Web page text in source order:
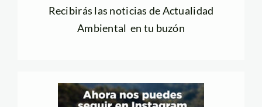
Recibirás las noticias de Actualidad
Ambiental en tu buzón